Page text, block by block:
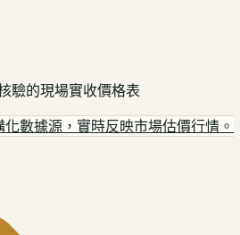
驗的現場實收價格表
數據源，實時反映市場估價行情。